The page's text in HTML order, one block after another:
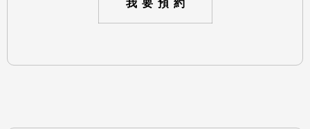
我要預約